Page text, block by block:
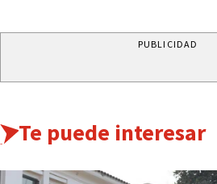
PUBLICIDAD
Te puede interesar